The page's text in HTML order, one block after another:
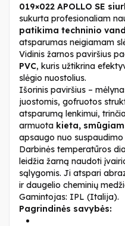
019×022 APOLLO SE
sukurta profesionaliam
patikima techninio
atsparumas neigiamam
Vidinis žarnos paviršius
PVC, kuris užtikrina
slėgio nuostolius.
Išorinis paviršius –
juostomis, gofruotos
atsparumą lenkimui,
armuota kieta,
apsaugo nuo
Darbinės temperatūros
leidžia žarną naudoti
sąlygomis. Ji atspari
ir daugelio cheminių
Gamintojas: IPL (Italija).
Pagrindinės savybės: